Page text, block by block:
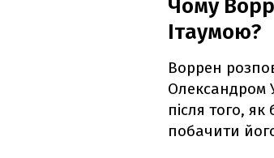
Чому
Ітаумою?
Воррен
Олександром
після того,
побачити